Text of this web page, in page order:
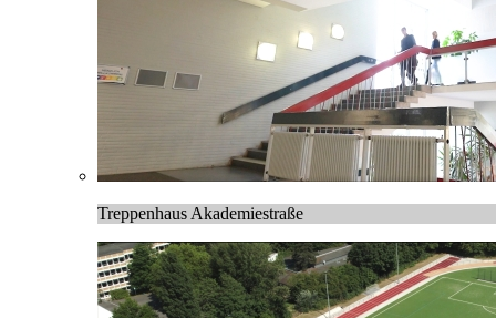
Treppenhaus Akademiestraße